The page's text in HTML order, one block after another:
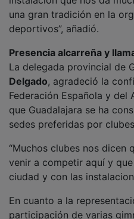
Rocio Roldán (senior
(junior absoluto), Marina
representando a Castilla-
masculina estarán
Raúl Fresneda del Club
Talavera; Lucas Hergueta,
Eduardo Tamurejo, del
Delgado quiso también
numerosos voluntarios
organización de ambos
“Habrá gimnasia